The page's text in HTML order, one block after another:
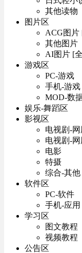
其他读物
图片区
ACG图片
其他图片
AI图片 [
游戏区
PC-游戏
手机-游戏
MOD-数
娱乐-舞蹈区
影视区
电视剧-网
电视剧-
电影
特摄
综合-其他
软件区
PC-软件
手机-应用
学习区
图文教程
视频教程
公告区